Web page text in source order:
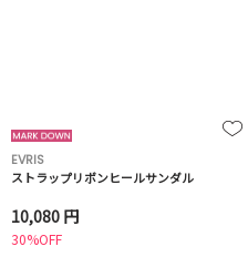
EVRIS
ストラップリボンヒールサンダル
10,080 円
30%OFF